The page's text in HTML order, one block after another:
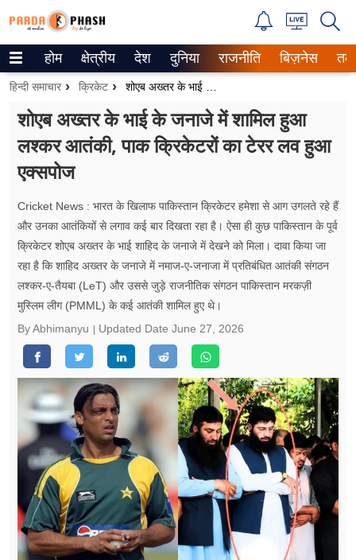
Trending on Google News
ePaper
वेब स्टोरीज
उत्तर प्रदेश
गैलरी
वीडियो
रिलेशनशिप
जीवन मंत्रा
फूड
सेहत
ब्‍यूटी
जॉब्स
शिक्षा
अन्य खबरें
होम क्षेत्रीय देश दुनिया राजनीति बिज़नेस
हिन्दी समाचार क्रिकेट
शोएब अख्तर के भाई के जनाजे में शामिल हुआ
लश्कर आतंकी, पाक क्रिकेटरों का टेरर लव हुआ
एक्सपोज
Cricket News : भारत के खिलाफ पाकिस्तान क्रिकेटर हमेशा से आग उगलते रहे हैं
और उनका आतंकियों से लगाव कई बार दिखता रहा है। ऐसा ही कुछ पाकिस्तान के पूर्व
क्रिकेटर शोएब अख्तर के भाई शाहिद के जनाजे में देखने को मिला। दावा किया जा
रहा है कि शाहिद अख्तर के जनाजे में नमाज-ए-जनाजा में प्रतिबंधित आतंकी संगठन
लश्कर-ए-तैयबा (LeT) और उससे जुड़े राजनीतिक संगठन पाकिस्तान मरकज़ी
मुस्लिम लीग (PMML) के कई आतंकी शामिल हुए थे।
By Abhimanyu
Updated Date June 27, 2026